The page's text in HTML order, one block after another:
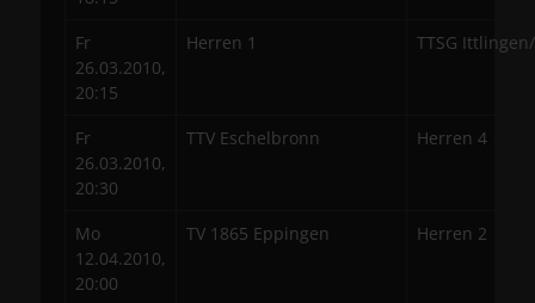
Fr
26.03.2010,
20:15
Herren 1 TTSG
Fr
26.03.2010,
20:30
TTV Eschelbronn Herren 4
Mo
12.04.2010,
20:00
TV 1865 Eppingen Herren 2